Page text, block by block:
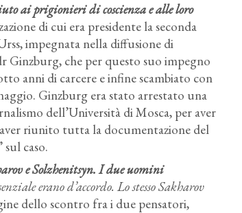
ai prigionieri di coscienza e alle loro
di cui era presidente la seconda
impegnata nella diffusione di
Ginzburg, che per questo suo impegno
anni di carcere e infine scambiato con
Ginzburg era stato arrestato una
dell’Università di Mosca, per aver
riunito tutta la documentazione del
caso.
e Solzhenitsyn. I due uomini
erano d’accordo. Lo stesso Sakharov
dello scontro fra i due pensatori,